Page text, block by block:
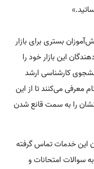
بستری برای بازار
این بازار خود را
کارشناسی ارشد
معرفی می‌کنند تا از این
را به سمت قانع شدن
این خدمات تماس گرفته
سوالات امتحانات و